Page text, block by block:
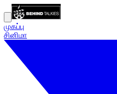
முகப்பு
சினிமா